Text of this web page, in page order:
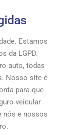
Estamos
da LGPD.
auto, todas
Nosso site é
para que
veicular
nós e nossos